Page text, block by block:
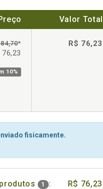
Valor Total
*
10%
R$ 76,23
fisicamente.
1 : R$ 76,23